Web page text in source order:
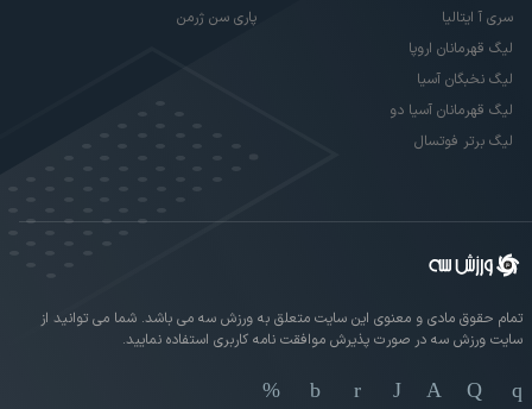
سری آ ایتالیا
لیگ قهرمانان اروپا
لیگ نخبگان آسیا
لیگ قهرمانان آسیا دو
لیگ برتر فوتسال
پاری سن ژرمن
تمام حقوق مادی و معنوی این سایت متعلق به ورزش سه می باشد. شما می توانید از
سایت ورزش سه در صورت پذیرش موافقت نامه کاربری استفاده نمایید.